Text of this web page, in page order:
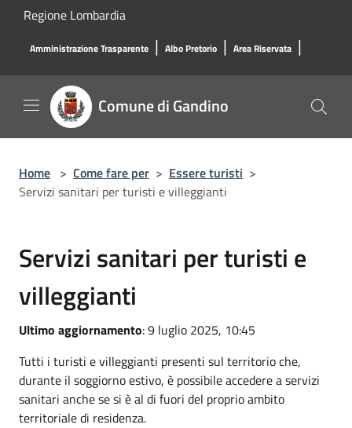
Salta al contenuto principale
Regione Lombardia
Amministrazione Trasparente | Albo Pretorio | Area Riservata |
Comune di Gandino
Home > Come fare per > Essere turisti >
Servizi sanitari per turisti e villeggianti
Servizi sanitari per turisti e
villeggianti
Ultimo aggiornamento: 9 luglio 2025, 10:45
Tutti i turisti e villeggianti presenti sul territorio che,
durante il soggiorno estivo, è possibile accedere a servizi
sanitari anche se si è al di fuori del proprio ambito
territoriale di residenza.